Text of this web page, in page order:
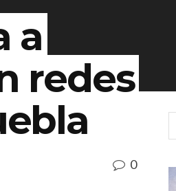
a
redes
0